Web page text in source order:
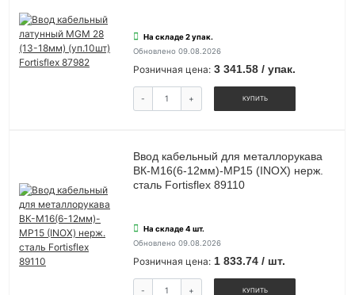
На складе 2 упак.
Обновлено 09.08.2026
Розничная цена: 3 341.58 / упак.
- + КУПИТЬ
Ввод кабельный для металлорукава
ВК-М16(6-12мм)-МР15 (INOX) нерж.
сталь Fortisflex 89110
На складе 4 шт.
Обновлено 09.08.2026
Розничная цена: 1 833.74 / шт.
- + КУПИТЬ